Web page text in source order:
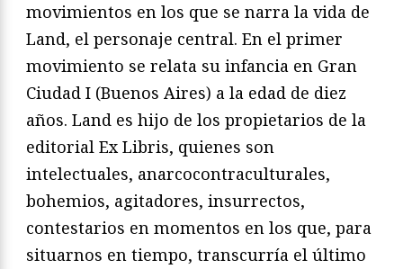
movimientos en los que se narra la vida de
Land, el personaje central. En el primer
movimiento se relata su infancia en Gran
Ciudad I (Buenos Aires) a la edad de diez
años. Land es hijo de los propietarios de la
editorial Ex Libris, quienes son
intelectuales, anarcocontraculturales,
bohemios, agitadores, insurrectos,
contestarios en momentos en los que, para
situarnos en tiempo, transcurría el último